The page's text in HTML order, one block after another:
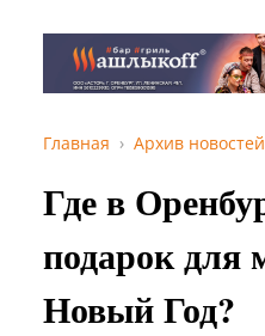
Главная Архив новостей
Где в
подарок для
Новый Год?